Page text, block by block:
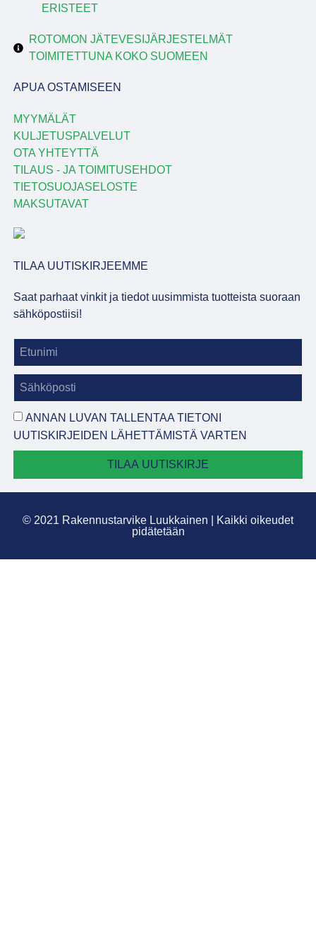
ERISTEET
ROTOMON JÄTEVESIJÄRJESTELMÄT
TOIMITETTUNA KOKO SUOMEEN
APUA OSTAMISEEN
MYYMÄLÄT
KULJETUSPALVELUT
OTA YHTEYTTÄ
TILAUS - JA TOIMITUSEHDOT
TIETOSUOJASELOSTE
MAKSUTAVAT
TILAA UUTISKIRJEEMME
Saat parhaat vinkit ja tiedot uusimmista tuotteista suoraan
sähköpostiisi!
ANNAN LUVAN TALLENTAA TIETONI
UUTISKIRJEIDEN LÄHETTÄMISTÄ VARTEN
TILAA UUTISKIRJE
© 2021 Rakennustarvike Luukkainen | Kaikki oikeudet
pidätetään